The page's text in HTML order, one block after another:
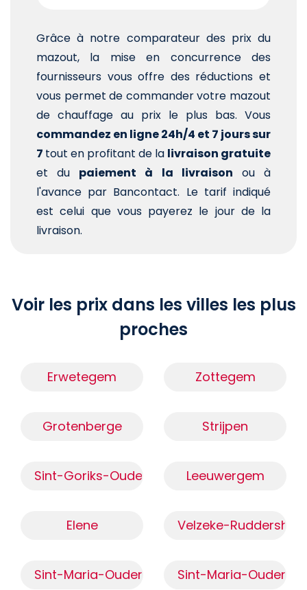
Grâce à notre comparateur des prix du
mazout, la mise en concurrence des
fournisseurs vous offre des réductions et
vous permet de commander votre mazout
de chauffage au prix le plus bas. Vous
commandez en ligne 24h/4 et 7 jours sur
7 tout en profitant de la livraison gratuite
et du paiement à la livraison ou à
l'avance par Bancontact. Le tarif indiqué
est celui que vous payerez le jour de la
livraison.
Voir les prix dans les villes les plus
proches
Erwetegem Zottegem
Grotenberge Strijpen
Sint-Goriks-Oudenhove Leeuwergem
Elene Velzeke-
Sint-Maria-Oudenhove (9660)
Sint-Maria-